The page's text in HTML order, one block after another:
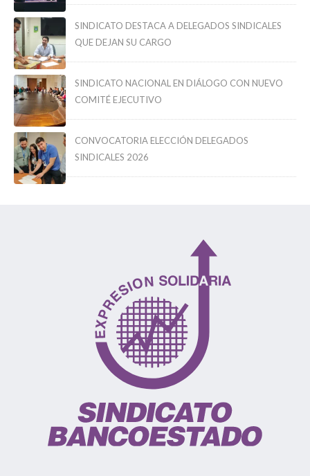
SINDICATO DESTACA A DELEGADOS SINDICALES
QUE DEJAN SU CARGO
SINDICATO NACIONAL EN DIÁLOGO CON NUEVO
COMITÉ EJECUTIVO
CONVOCATORIA ELECCIÓN DELEGADOS
SINDICALES 2026